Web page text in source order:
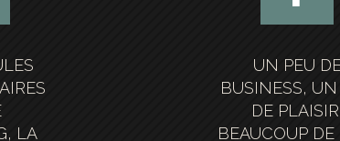
LA
UN PEU
BUSINESS,
DE
BEAUCOUP